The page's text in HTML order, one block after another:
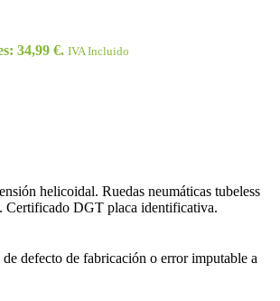
34,99 €. IVA Incluido
helicoidal. Ruedas neumáticas tubeless
Certificado DGT placa identificativa.
defecto de fabricación o error imputable a